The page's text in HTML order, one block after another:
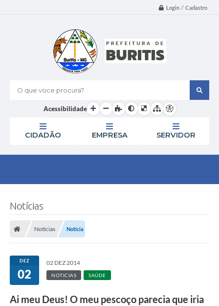
Login / Cadastro
O que voce procura?
Acessibilidade
CIDADÃO EMPRESA SERVIDOR
Notícias
Notícias Notícia
DEZ
02
02 DEZ 2014
NOTICIAS SAÚDE
Ai meu Deus! O meu pescoço parecia que iria